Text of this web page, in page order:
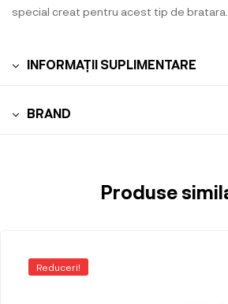
special creat pentru acest tip de bratara.
INFORMAȚII SUPLIMENTARE
BRAND
Produse
Reduceri!